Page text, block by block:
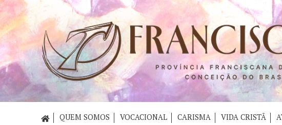
QUEM SOMOS VOCACIONAL CARISMA VIDA CRISTÃ